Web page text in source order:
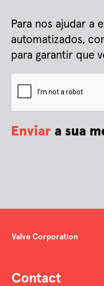
Para nos ajudar a
automatizados,
para garantir que
Enviar a sua
Valve Corporation
Contact